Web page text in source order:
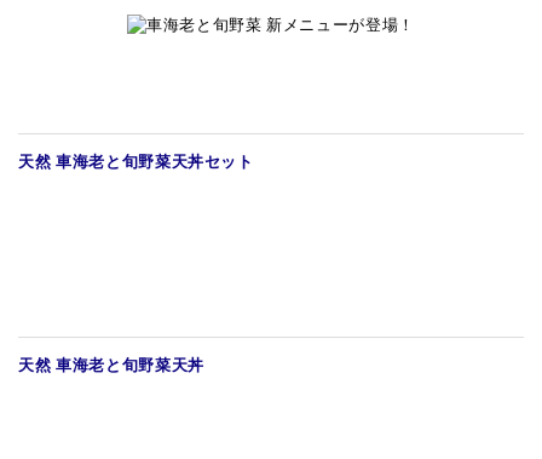
天然 車海老と旬野菜天丼セット
天然 車海老と旬野菜天丼